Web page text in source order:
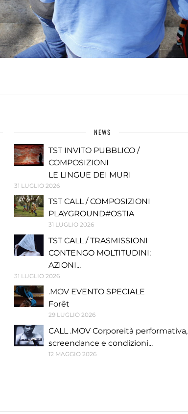
NEWS
TST INVITO PUBBLICO /
COMPOSIZIONI
LE LINGUE DEI MURI
31 LUGLIO 2026
TST CALL / COMPOSIZIONI
PLAYGROUND#OSTIA
31 LUGLIO 2026
TST CALL / TRASMISSIONI
CONTENGO MOLTITUDINI:
AZIONI...
31 LUGLIO 2026
.MOV EVENTO SPECIALE
Forêt
29 LUGLIO 2026
CALL .MOV Corporeità performativa,
screendance e condizioni...
12 MAGGIO 2026